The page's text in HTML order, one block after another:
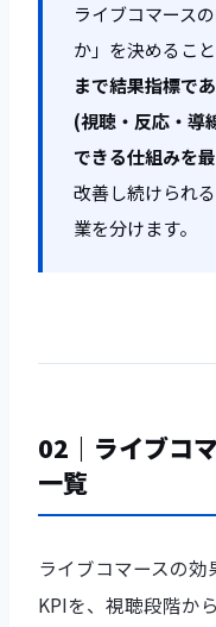
ライブコマース
か」を決めるこ
まで結果指標で
(視聴・反応・導
できる仕組みを
改善し続けられ
業を分けます。
02｜ライブコ
一覧
ライブコマースの
KPIを、視聴段階か